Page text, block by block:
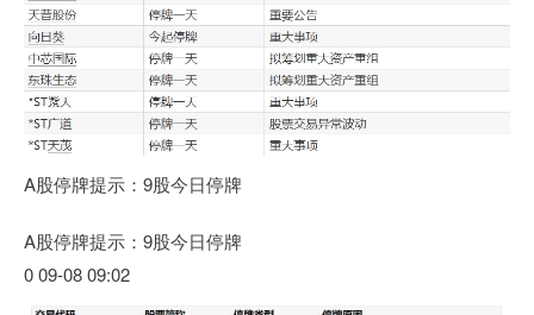
A股停牌提示：9股今日停牌
A股停牌提示：9股今日停牌
0 09-08 09:02